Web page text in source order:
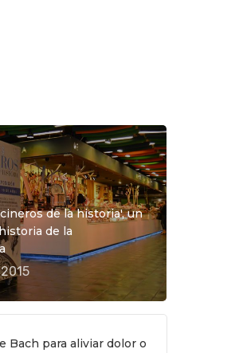
de la historia', un
de la
Bach para aliviar dolor o